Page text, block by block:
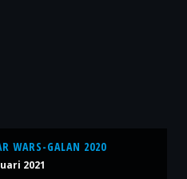
WARS-GALAN 2020
2021